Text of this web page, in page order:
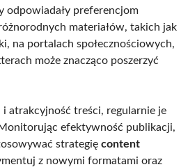
odpowiadały preferencjom
materiałów, takich jak
na portalach społecznościowych,
może znacząco poszerzyć
atrakcyjność treści, regularnie je
efektywność publikacji,
strategię content
z nowymi formatami oraz